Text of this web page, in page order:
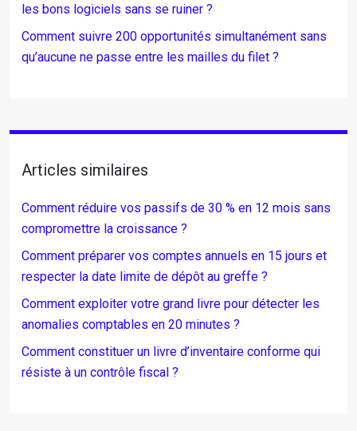
les bons logiciels sans se ruiner ?
Comment suivre 200 opportunités simultanément sans
qu’aucune ne passe entre les mailles du filet ?
Articles similaires
Comment réduire vos passifs de 30 % en 12 mois sans
compromettre la croissance ?
Comment préparer vos comptes annuels en 15 jours et
respecter la date limite de dépôt au greffe ?
Comment exploiter votre grand livre pour détecter les
anomalies comptables en 20 minutes ?
Comment constituer un livre d’inventaire conforme qui
résiste à un contrôle fiscal ?